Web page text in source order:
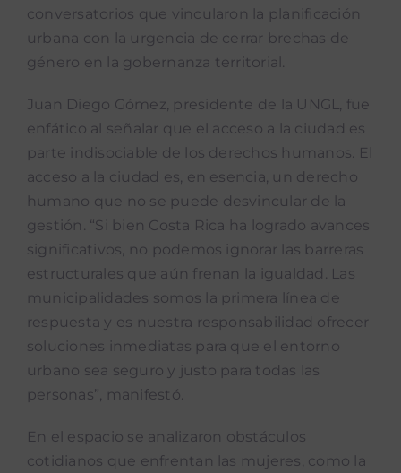
conversatorios que vincularon la planificación
urbana con la urgencia de cerrar brechas de
género en la gobernanza territorial.
Juan Diego Gómez, presidente de la UNGL, fue
enfático al señalar que el acceso a la ciudad es
parte indisociable de los derechos humanos. El
acceso a la ciudad es, en esencia, un derecho
humano que no se puede desvincular de la
gestión. “Si bien Costa Rica ha logrado avances
significativos, no podemos ignorar las barreras
estructurales que aún frenan la igualdad. Las
municipalidades somos la primera línea de
respuesta y es nuestra responsabilidad ofrecer
soluciones inmediatas para que el entorno
urbano sea seguro y justo para todas las
personas”, manifestó.
En el espacio se analizaron obstáculos
cotidianos que enfrentan las mujeres, como la